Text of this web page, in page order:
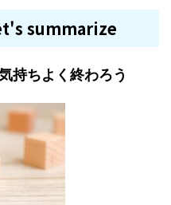
summarize
持ちよく終わろう